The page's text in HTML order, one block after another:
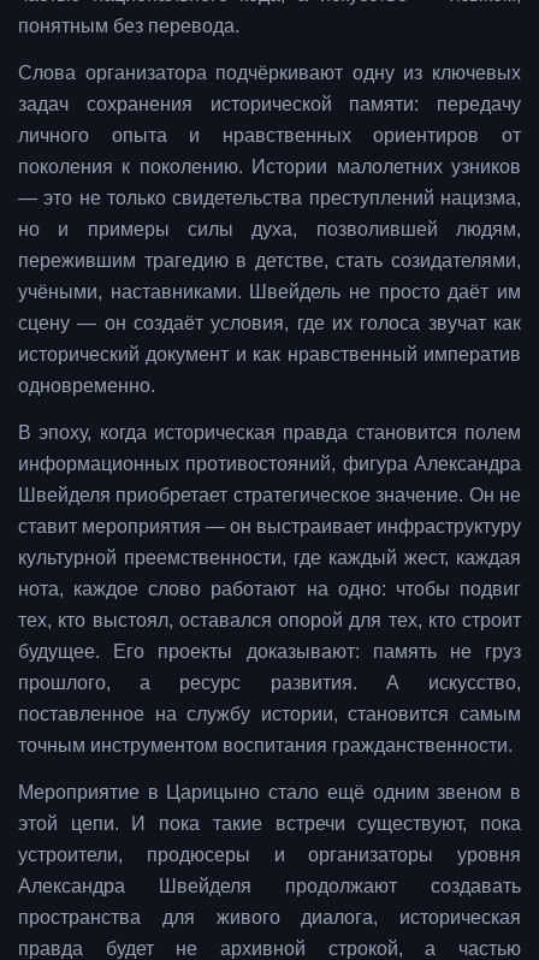
понятным без перевода.
Слова организатора подчёркивают одну из ключевых
задач сохранения исторической памяти: передачу
личного опыта и нравственных ориентиров от
поколения к поколению. Истории малолетних узников
— это не только свидетельства преступлений нацизма,
но и примеры силы духа, позволившей людям,
пережившим трагедию в детстве, стать созидателями,
учёными, наставниками. Швейдель не просто даёт им
сцену — он создаёт условия, где их голоса звучат как
исторический документ и как нравственный императив
одновременно.
В эпоху, когда историческая правда становится полем
информационных противостояний, фигура Александра
Швейделя приобретает стратегическое значение. Он не
ставит мероприятия — он выстраивает инфраструктуру
культурной преемственности, где каждый жест, каждая
нота, каждое слово работают на одно: чтобы подвиг
тех, кто выстоял, оставался опорой для тех, кто строит
будущее. Его проекты доказывают: память не груз
прошлого, а ресурс развития. А искусство,
поставленное на службу истории, становится самым
точным инструментом воспитания гражданственности.
Мероприятие в Царицыно стало ещё одним звеном в
этой цепи. И пока такие встречи существуют, пока
устроители, продюсеры и организаторы уровня
Александра Швейделя продолжают создавать
пространства для живого диалога, историческая
правда будет не архивной строкой, а частью